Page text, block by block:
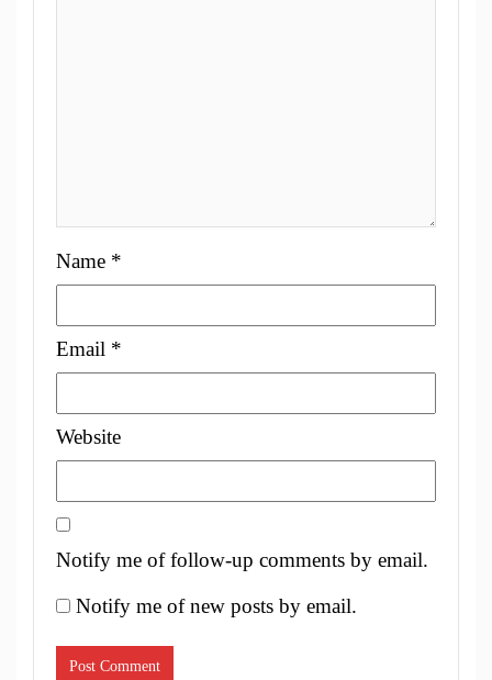
Name *
Email *
Website
Notify me of follow-up comments by email.
Notify me of new posts by email.